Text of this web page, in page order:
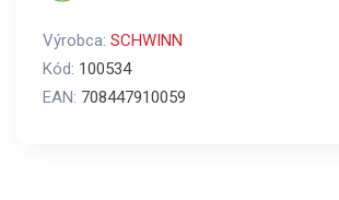
Výrobca: SCHWINN
Kód: 100534
EAN: 708447910059